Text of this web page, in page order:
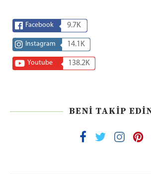
Facebook 9.7K
Instagram 14.1K
Youtube 138.2K
BENI TAKIP